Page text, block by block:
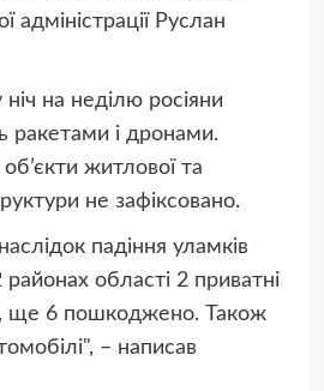
адміністрації Руслан
на неділю росіяни
ракетами і дронами.
житлової та
не зафіксовано.
падіння уламків
області 2 приватні
ще 6 пошкоджено. Також
– написав